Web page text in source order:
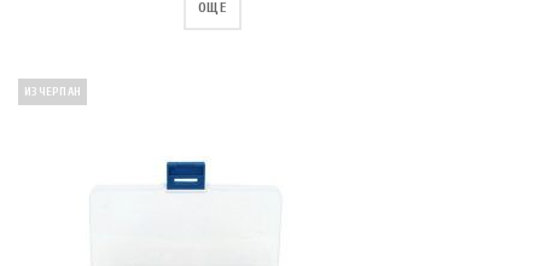
ОЩЕ
ИЗЧЕРПАН